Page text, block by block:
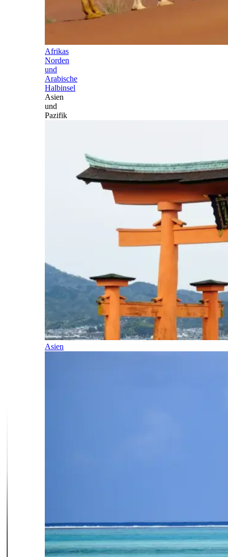
Afrikas
Norden
und
Arabische
Halbinsel
Asien
und
Pazifik
Asien